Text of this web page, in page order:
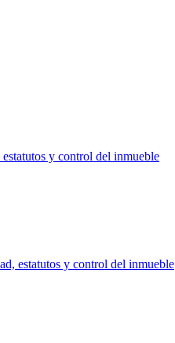
y control del inmueble
estatutos y control del inmueble